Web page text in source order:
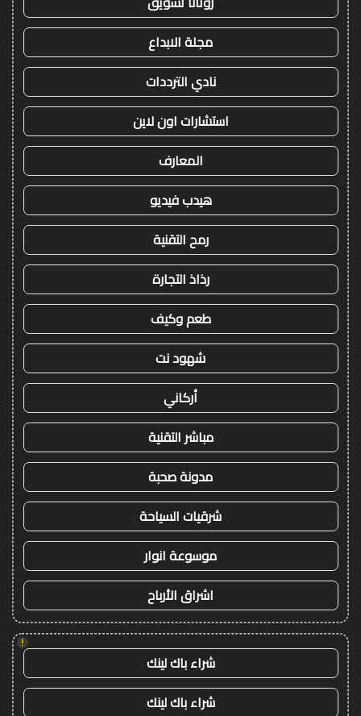
مجلة الابداع
نادي الترددات
استشارات اون لاين
المعارف
هيدب فيديو
رمح التقنية
رذاذ التجارة
طعم وكيف
شهود نت
أركاني
مباشر التقنية
مدونة صحبة
شرقيات السياحة
موسوعة انوار
اشراق الأرباح
!
شراء باك لينك
شراء باك لينك